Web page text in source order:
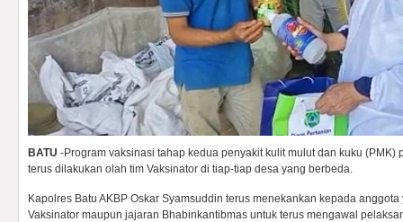
BATU -Program vaksinasi tahap kedua penyakit kulit mulut dan kuku (PMK)
terus dilakukan olah tim Vaksinator di tiap-tiap desa yang berbeda.
Kapolres Batu AKBP Oskar Syamsuddin terus menekankan kepada
Vaksinator maupun jajaran Bhabinkantibmas untuk terus mengawal